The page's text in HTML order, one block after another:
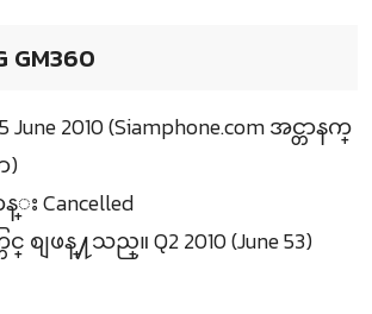
GM360
June 2010 (Siamphone.com အင္တာနက္
)
Cancelled
စျဖန္႔သည္။ Q2 2010 (June 53)